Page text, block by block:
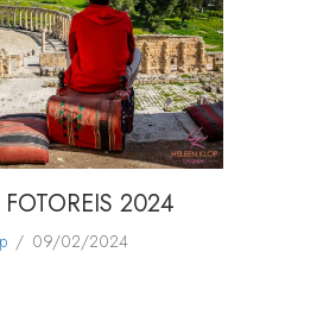
2024
/ 09/02/2024
JORDANIE FOTOREIS 2024